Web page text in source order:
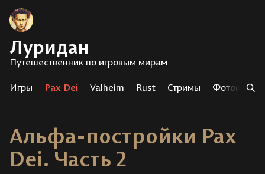
Луридан
Путешественник по игровым мирам
Игры Pax Dei Valheim Rust Стримы
Альфа-постройки Pax
Dei. Часть 2